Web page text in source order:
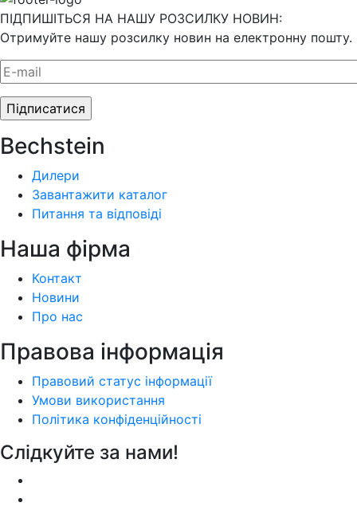
ПІДПИШІТЬСЯ НА НАШУ РОЗСИЛКУ НОВИН:
Отримуйте нашу розсилку новин на електронну пошту.
Bechstein
Дилери
Завантажити каталог
Питання та відповіді
Наша фiрма
Контакт
Новини
Про нас
Правова інформація
Правовий статус інформації
Умови використання
Політика конфіденційності
Слідкуйте за нами!